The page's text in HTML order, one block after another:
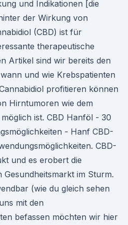
und Indikationen [die
der Wirkung von
(CBD) ist für
therapeutische
Artikel sind wir bereits den
und wie Krebspatienten
profitieren können
Hirntumoren wie dem
ist. CBD Hanföl - 30
- Hanf CBD-
CBD-
und es erobert die
im Sturm.
(wie du gleich sehen
mit den
befassen möchten wir hier